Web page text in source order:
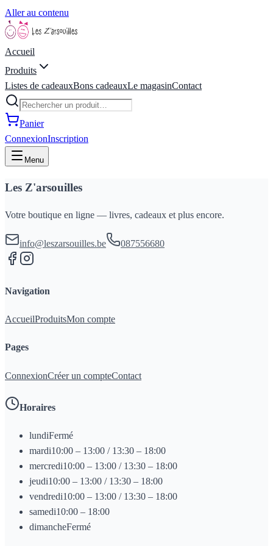
Aller au contenu
Accueil
Produits
Listes de cadeauxBons cadeauxLe magasinContact
Panier
ConnexionInscription
Menu
Les Z'arsouilles
Votre boutique en ligne — livres, cadeaux et plus encore.
info@leszarsouilles.be 087556680
Navigation
AccueilProduitsMon compte
Pages
ConnexionCréer un compteContact
Horaires
lundiFermé
mardi10:00 – 13:00 / 13:30 – 18:00
mercredi10:00 – 13:00 / 13:30 – 18:00
jeudi10:00 – 13:00 / 13:30 – 18:00
vendredi10:00 – 13:00 / 13:30 – 18:00
samedi10:00 – 18:00
dimancheFermé